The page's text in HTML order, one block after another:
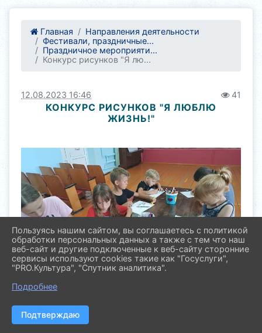
Главная
Направления деятельности
Фестивали, праздничные...
Праздничное мероприяти...
Конкурс рисунков "Я лю...
12.08.2023 16:46 41
КОНКУРС РИСУНКОВ "Я ЛЮБЛЮ
ЖИЗНЬ!"
Пользуясь нашим сайтом, вы соглашаетесь с политикой
обработки персональных данных а также с тем что наш
веб-сайт и другие подключенные к веб-сайту сторонние
сервисы используют cookies такие как "Госуслуги",
"PRO.Культура", "Спутник аналитика".
Подробнее
Подтверждаю